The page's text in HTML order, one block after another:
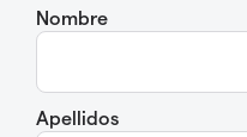
Nombre
Apellidos